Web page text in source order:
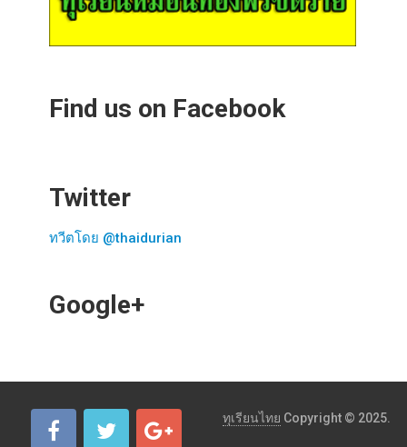
Find us on Facebook
Twitter
ทวีตโดย @thaidurian
Google+
ทุเรียนไทย Copyright © 2025.